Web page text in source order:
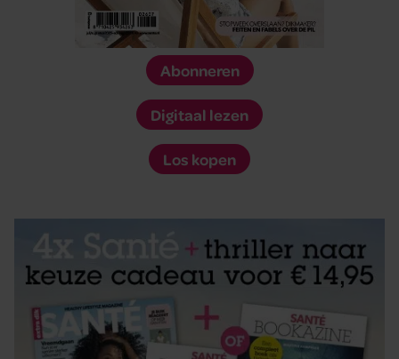
Abonneren
Digitaal lezen
Los kopen